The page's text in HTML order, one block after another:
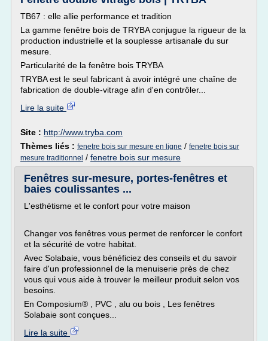
TB67 : elle allie performance et tradition
La gamme fenêtre bois de TRYBA conjugue la rigueur de la
production industrielle et la souplesse artisanale du sur
mesure.
Particularité de la fenêtre bois TRYBA
TRYBA est le seul fabricant à avoir intégré une chaîne de
fabrication de double-vitrage afin d'en contrôler...
Lire la suite
Site : http://www.tryba.com
Thèmes liés : fenetre bois sur mesure en ligne / fenetre bois sur
mesure traditionnel / fenetre bois sur mesure
Fenêtres sur-mesure, portes-fenêtres et
baies coulissantes ...
L'esthétisme et le confort pour votre maison
Changer vos fenêtres vous permet de renforcer le confort
et la sécurité de votre habitat.
Avec Solabaie, vous bénéficiez des conseils et du savoir
faire d'un professionnel de la menuiserie près de chez
vous qui vous aide à trouver le meilleur produit selon vos
besoins.
En Composium® , PVC , alu ou bois , Les fenêtres
Solabaie sont conçues...
Lire la suite